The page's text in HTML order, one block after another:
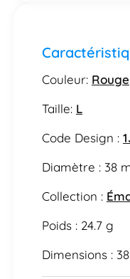
Couleur: Rouge
Taille: L
Code Design :
Diamètre : 38
Collection :
Poids : 24.7 g
Dimensions :